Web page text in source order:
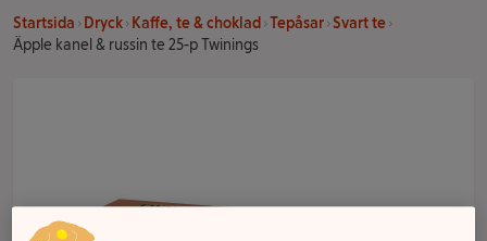
Startsida Dryck Kaffe, te & choklad Tepåsar Svart te
Äpple kanel & russin te 25-p Twinings